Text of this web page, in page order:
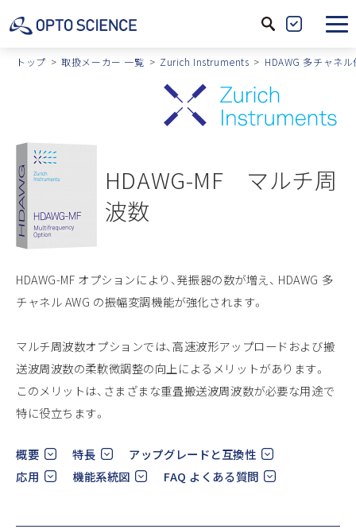
サ
イ
内
検
製
品
トップ 取扱メーカー 一覧 Zurich Instruments HDAWG 多チャネ
HDAWG-MF マルチ周
波数
HDAWG-MF オプションにより、発振器の数が増え、 HDAWG 多
チャネル AWG の振幅変調機能が強化されます。
マルチ周波数オプションでは、高速波形アップロードおよび搬
送波周波数の柔軟微調整の向上によるメリットがあります。
このメリットは、さまざまな重畳搬送波周波数が必要な用途で
特に役立ちます。
概要 特長
アップグレードと互換性
応用
機能系統図 FAQ よくある質問